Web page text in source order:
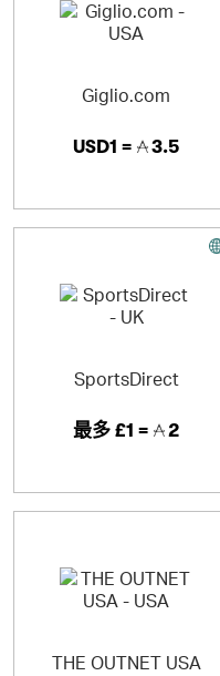
Giglio.com
USD1 = 3.5
SportsDirect
最多 £1 = 2
THE OUTNET USA